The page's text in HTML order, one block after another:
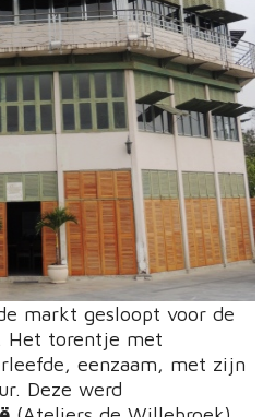
markt gesloopt voor de
Het torentje met
eenzaam, met zijn
Deze werd